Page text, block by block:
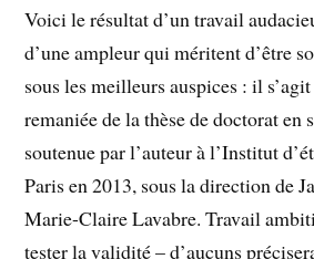
Voici le résultat d’un travail
d’une ampleur qui méritent d’être
sous les meilleurs auspices : il
remaniée de la thèse de doctorat en
soutenue par l’auteur à l’Institut
Paris en 2013, sous la direction de
Marie-Claire Lavabre. Travail
tester la validité – d’aucuns